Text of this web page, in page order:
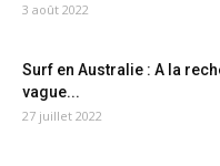
3 août 2022
Surf en Australie : A la
vague...
27 juillet 2022